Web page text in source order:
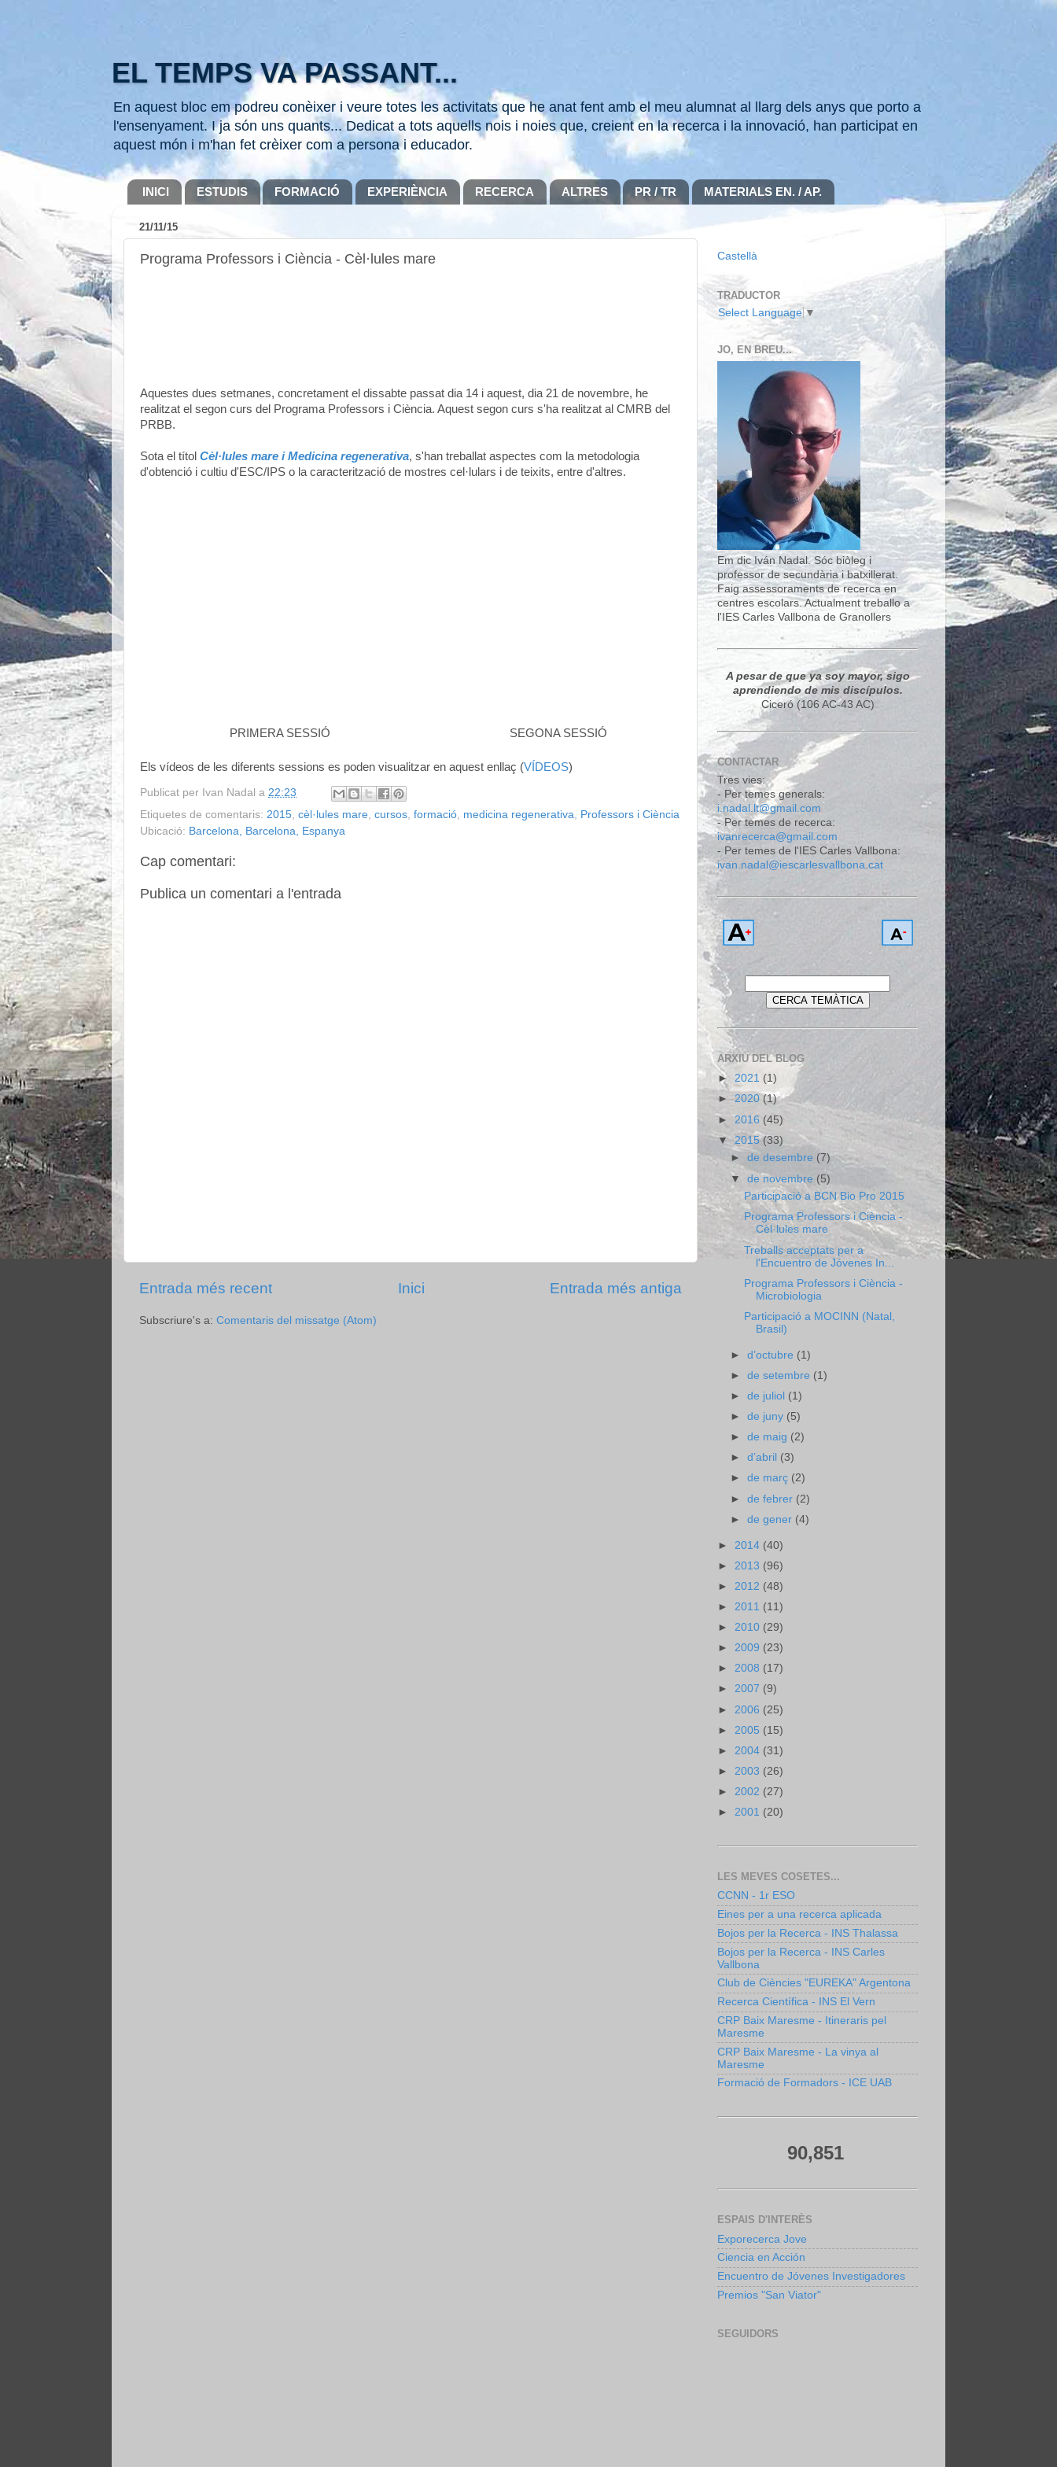
EL TEMPS VA PASSANT...
En aquest bloc em podreu conèixer i veure totes les activitats que he anat fent amb el meu alumnat al llarg dels anys que porto a
l'ensenyament. I ja són uns quants... Dedicat a tots aquells nois i noies que, creient en la recerca i la innovació, han participat en
aquest món i m'han fet crèixer com a persona i educador.
INICI ESTUDIS FORMACIÓ EXPERIÈNCIA RECERCA ALTRES PR / TR MATERIALS EN. / AP.
21/11/15
Programa Professors i Ciència - Cèl·lules mare
Aquestes dues setmanes, concretament el dissabte passat dia 14 i aquest, dia 21 de novembre, he
realitzat el segon curs del Programa Professors i Ciència. Aquest segon curs s'ha realitzat al CMRB del
PRBB.
Sota el títol Cèl·lules mare i Medicina regenerativa, s'han treballat aspectes com la metodologia
d'obtenció i cultiu d'ESC/IPS o la caracterització de mostres cel·lulars i de teixits, entre d'altres.
PRIMERA SESSIÓ SEGONA SESSIÓ
Els vídeos de les diferents sessions es poden visualitzar en aquest enllaç (VÍDEOS)
Publicat per Ivan Nadal a 22:23
Etiquetes de comentaris: 2015 cèl·lules mare cursos formació medicina regenerativa
Professors i Ciència
Ubicació: Barcelona, Barcelona, Espanya
Cap comentari:
Publica un comentari a l'entrada
Entrada més recent Entrada més antiga
Inici
Subscriure's a: Comentaris del missatge (Atom)
Castellà
TRADUCTOR
Select Language ▼
JO, EN BREU...
Em dic Iván Nadal. Sóc biòleg i
professor de secundària i batxillerat.
Faig assessoraments de recerca en
centres escolars. Actualment treballo a
l'IES Carles Vallbona de Granollers
A pesar de que ya soy mayor, sigo
aprendiendo de mis discípulos.
Ciceró (106 AC-43 AC)
CONTACTAR
Tres vies:
- Per temes generals:
i.nadal.lt@gmail.com
- Per temes de recerca:
ivanrecerca@gmail.com
- Per temes de l'IES Carles Vallbona:
ivan.nadal@iescarlesvallbona.cat
ARXIU DEL BLOG
► 2021 (1)
►2020 (1)
► 2016 (45)
▼ 2015(33)
►de desembre (7)
▼de novembre (5)
Participació a BCN Bio Pro 2015
Programa Professors i Ciència -
Cèl·lules mare
Treballs acceptats per a
l'Encuentro de Jóvenes In...
Programa Professors i Ciència -
Microbiologia
Participació a MOCINN (Natal,
Brasil)
►d’octubre (1)
►de setembre (1)
►de juliol (1)
►de juny (5)
►de maig (2)
►d’abril (3)
►de març (2)
►de febrer (2)
►de gener (4)
► 2014 (40)
► 2013 (96)
► 2012 (48)
► 2011 (11)
► 2010 (29)
► 2009 (23)
► 2008 (17)
► 2007 (9)
► 2006 (25)
► 2005 (15)
► 2004 (31)
► 2003 (26)
► 2002 (27)
► 2001 (20)
LES MEVES COSETES...
CCNN - 1r ESO
Eines per a una recerca aplicada
Bojos per la Recerca - INS Thalassa
Bojos per la Recerca - INS Carles
Vallbona
Club de Ciències "EUREKA" Argentona
Recerca Científica - INS El Vern
CRP Baix Maresme - Itineraris pel
Maresme
CRP Baix Maresme - La vinya al
Maresme
Formació de Formadors - ICE UAB
90,851
ESPAIS D'INTERÈS
Exporecerca Jove
Ciencia en Acción
Encuentro de Jóvenes Investigadores
Premios "San Viator"
SEGUIDORS